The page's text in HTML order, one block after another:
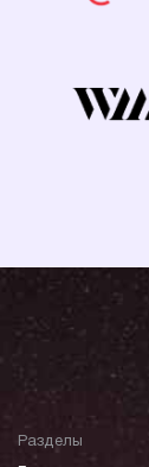
Разделы